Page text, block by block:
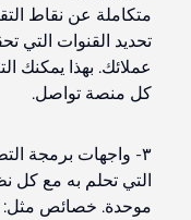
متكاملة عن نقاط
تحديد القنوات التي
عملائك. بهذا
كل منصة تواصل.
٣- واجهات برمجة
التي تحلم به مع كل
موحدة. خصائص مثل: